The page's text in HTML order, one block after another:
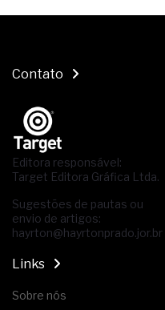
Contato
Editora responsável:
Target Editora Gráfica Ltda.
Sugestões de pautas ou
envio de artigos:
hayrton@hayrtonprado.jor.br
Links
Sobre nós